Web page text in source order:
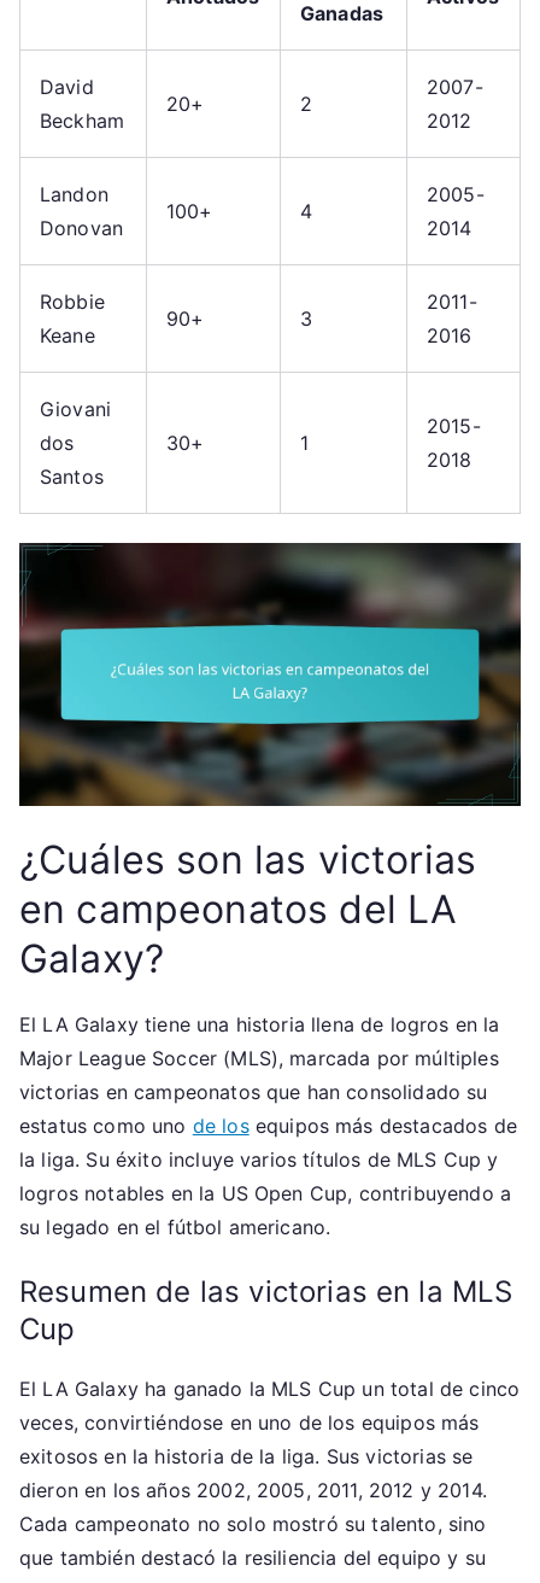
Ganadas
David
Beckham
20+ 2
2007-
2012
Landon
Donovan
100+ 4
2005-
2014
Robbie
Keane
90+ 3
2011-
2016
Giovani
dos
Santos
30+ 1
2015-
2018
¿Cuáles son las victorias
en campeonatos del LA
Galaxy?
El LA Galaxy tiene una historia llena de logros en la
Major League Soccer (MLS), marcada por múltiples
victorias en campeonatos que han consolidado su
estatus como uno de losequipos más destacados de
la liga. Su éxito incluye varios títulos de MLS Cup y
logros notables en la US Open Cup, contribuyendo a
su legado en el fútbol americano.
Resumen de las victorias en la MLS
Cup
El LA Galaxy ha ganado la MLS Cup un total de cinco
veces, convirtiéndose en uno de los equipos más
exitosos en la historia de la liga. Sus victorias se
dieron en los años 2002, 2005, 2011, 2012 y 2014.
Cada campeonato no solo mostró su talento, sino
que también destacó la resiliencia del equipo y su